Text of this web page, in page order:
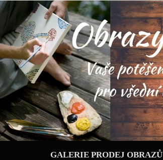
GALERIE PRODEJ OBRAZŮ